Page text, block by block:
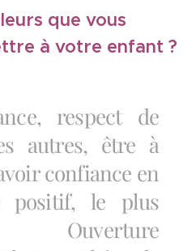
que vous
à votre enfant ?
respect de
autres, être à
confiance en
positif, le plus
Ouverture